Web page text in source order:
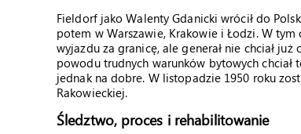
Fieldorf jako Walenty Gdanicki wrócił do
potem w Warszawie, Krakowie i Łodzi. W
wyjazdu za granicę, ale generał nie chciał
powodu trudnych warunków bytowych chciał
jednak na dobre. W listopadzie 1950 roku
Rakowieckiej.
Śledztwo, proces i rehabilitowanie